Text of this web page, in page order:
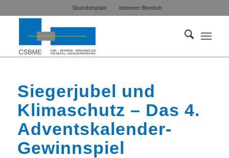
Stundenplan Interner Bereich
Siegerjubel und
Klimaschutz – Das 4.
Adventskalender-
Gewinnspiel